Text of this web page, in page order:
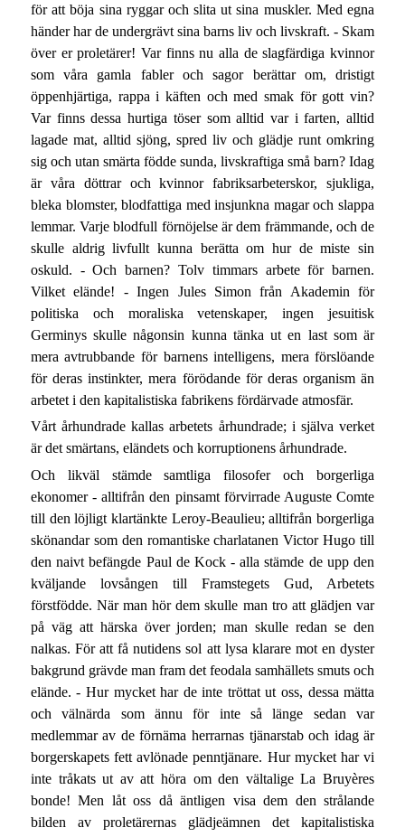
för att böja sina ryggar och slita ut sina muskler. Med egna
händer har de undergrävt sina barns liv och livskraft. - Skam
över er proletärer! Var finns nu alla de slagfärdiga kvinnor
som våra gamla fabler och sagor berättar om, dristigt
öppenhjärtiga, rappa i käften och med smak för gott vin?
Var finns dessa hurtiga töser som alltid var i farten, alltid
lagade mat, alltid sjöng, spred liv och glädje runt omkring
sig och utan smärta födde sunda, livskraftiga små barn? Idag
är våra döttrar och kvinnor fabriksarbeterskor, sjukliga,
bleka blomster, blodfattiga med insjunkna magar och slappa
lemmar. Varje blodfull förnöjelse är dem främmande, och de
skulle aldrig livfullt kunna berätta om hur de miste sin
oskuld. - Och barnen? Tolv timmars arbete för barnen.
Vilket elände! - Ingen Jules Simon från Akademin för
politiska och moraliska vetenskaper, ingen jesuitisk
Germinys skulle någonsin kunna tänka ut en last som är
mera avtrubbande för barnens intelligens, mera förslöande
för deras instinkter, mera förödande för deras organism än
arbetet i den kapitalistiska fabrikens fördärvade atmosfär.
Vårt århundrade kallas arbetets århundrade; i själva verket
är det smärtans, eländets och korruptionens århundrade.
Och likväl stämde samtliga filosofer och borgerliga
ekonomer - alltifrån den pinsamt förvirrade Auguste Comte
till den löjligt klartänkte Leroy-Beaulieu; alltifrån borgerliga
skönandar som den romantiske charlatanen Victor Hugo till
den naivt befängde Paul de Kock - alla stämde de upp den
kväljande lovsången till Framstegets Gud, Arbetets
förstfödde. När man hör dem skulle man tro att glädjen var
på väg att härska över jorden; man skulle redan se den
nalkas. För att få nutidens sol att lysa klarare mot en dyster
bakgrund grävde man fram det feodala samhällets smuts och
elände. - Hur mycket har de inte tröttat ut oss, dessa mätta
och välnärda som ännu för inte så länge sedan var
medlemmar av de förnäma herrarnas tjänarstab och idag är
borgerskapets fett avlönade penntjänare. Hur mycket har vi
inte tråkats ut av att höra om den vältalige La Bruyères
bonde! Men låt oss då äntligen visa dem den strålande
bilden av proletärernas glädjeämnen det kapitalistiska